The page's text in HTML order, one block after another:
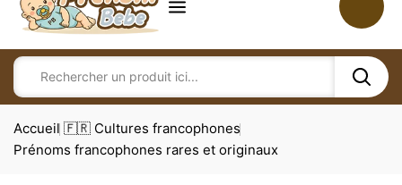
Accueil 🇫🇷 Cultures francophones
Prénoms francophones rares et originaux